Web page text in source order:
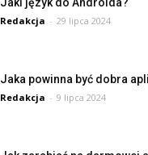
Jaki język do Androida?
Redakcja - 29 lipca 2024
Jaka powinna być dobra
Redakcja - 9 lipca 2024